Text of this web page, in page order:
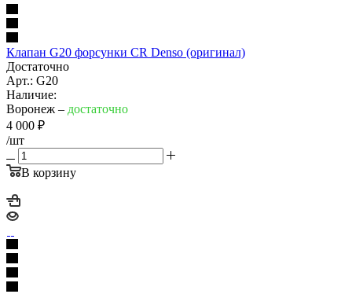
Клапан G20 форсунки CR Denso (оригинал)
Достаточно
Арт.: G20
Наличие:
Воронеж – достаточно
4 000 ₽
/шт
В корзину